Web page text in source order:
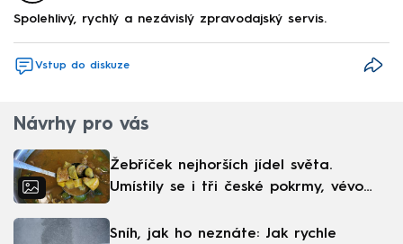
Spolehlivý, rychlý a nezávislý zpravodajský servis.
Vstup do diskuze
Návrhy pro vás
Žebříček nejhorších jídel světa.
Umístily se i tři české pokrmy, vévodí
Sníh, jak ho neznáte: Jak rychle